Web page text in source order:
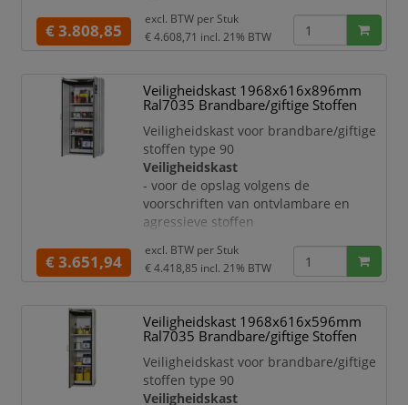
- met krasvaste en duurzame
structuur-poedercoating
sluitmechanisme ter bescherming
tegen corrosie aan de buitenkant van
de romp gemonteerd
Deuren:
- dubbele draaideur
- met 3-voudige ophanging
- te sluiten met profielcilinder
- met rem, dus veilig en makkelijk in-
en ui
€ 3.808,85
excl. BTW per Stuk
€ 4.608,71 incl. 21% BTW
Veiligheidskast 1968x616x896mm
Ral7035 Brandbare/giftige Stoffen
Veiligheidskast voor brandbare/giftige
stoffen type 90
Veiligheidskast
- voor de opslag volgens de
voorschriften van ontvlambare en
agressieve stoffen
- met krasvaste en duurzame
structuur-poedercoating
sluitmechanisme ter bescherming
tegen corrosie aan de buitenkant van
de romp gemonteerd
Deuren:
- dubbele draaideur
€ 3.651,94
excl. BTW per Stuk
€ 4.418,85 incl. 21% BTW
Veiligheidskast 1968x616x596mm
Ral7035 Brandbare/giftige Stoffen
Veiligheidskast voor brandbare/giftige
stoffen type 90
Veiligheidskast